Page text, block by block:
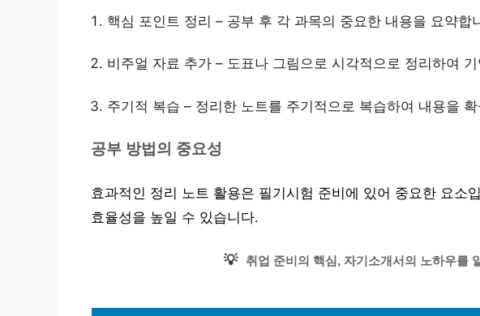
핵심 포인트 정리 – 공부 후 각 과목의 중요한 내용을 요약합
비주얼 자료 추가 – 도표나 그림으로 시각적으로 정리하여
주기적 복습 – 정리한 노트를 주기적으로 복습하여 내용을
공부 방법의 중요성
효과적인 정리 노트 활용은 필기시험 준비에 있어 중요한 요소
효율성을 높일 수 있습니다.
💡 취업 준비의 핵심, 자기소개서의 노하우를